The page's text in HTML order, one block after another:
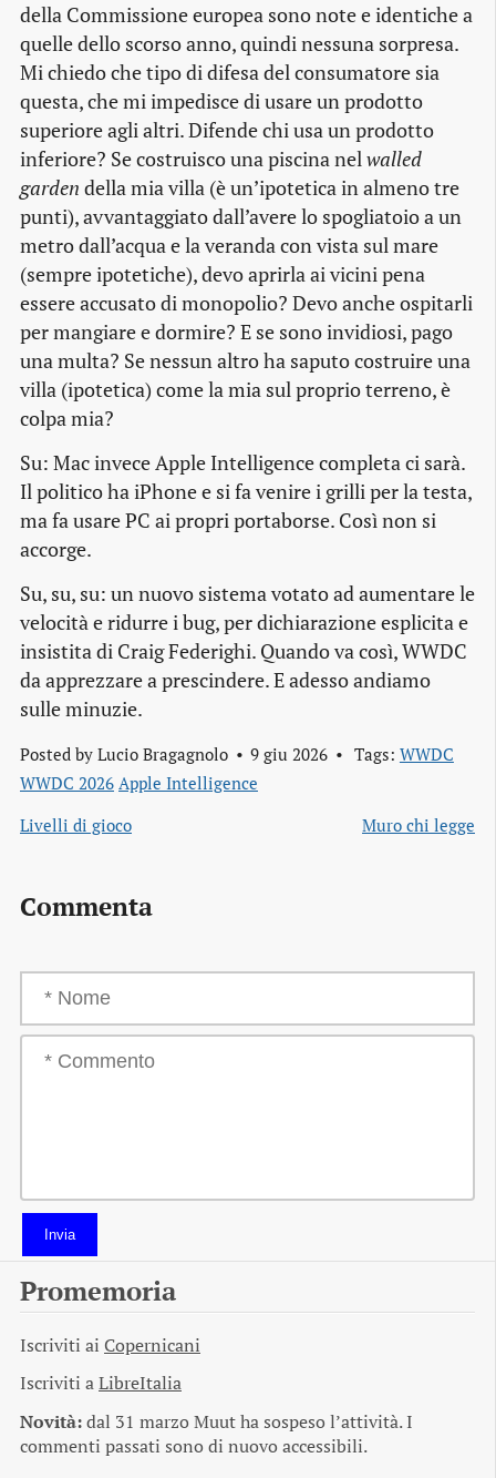
della Commissione europea sono note e identiche a
quelle dello scorso anno, quindi nessuna sorpresa.
Mi chiedo che tipo di difesa del consumatore sia
questa, che mi impedisce di usare un prodotto
superiore agli altri. Difende chi usa un prodotto
inferiore? Se costruisco una piscina nelwalled
garden della mia villa (è un’ipotetica in almeno tre
punti), avvantaggiato dall’avere lo spogliatoio a un
metro dall’acqua e la veranda con vista sul mare
(sempre ipotetiche), devo aprirla ai vicini pena
essere accusato di monopolio? Devo anche ospitarli
per mangiare e dormire? E se sono invidiosi, pago
una multa? Se nessun altro ha saputo costruire una
villa (ipotetica) come la mia sul proprio terreno, è
colpa mia?
Su: Mac invece Apple Intelligence completa ci sarà.
Il politico ha iPhone e si fa venire i grilli per la testa,
ma fa usare PC ai propri portaborse. Così non si
accorge.
Su, su, su: un nuovo sistema votato ad aumentare le
velocità e ridurre i bug, per dichiarazione esplicita e
insistita di Craig Federighi. Quando va così, WWDC
da apprezzare a prescindere. E adesso andiamo
sulle minuzie.
Posted by Lucio Bragagnolo 9 giu 2026 Tags: WWDC
WWDC 2026 Apple Intelligence
Livelli di gioco
Muro chi legge
Commenta
Invia
Promemoria
Iscriviti ai Copernicani
Iscriviti aLibreItalia
Novità:dal 31 marzo Muut ha sospeso l’attività. I
commenti passati sono di nuovo accessibili.